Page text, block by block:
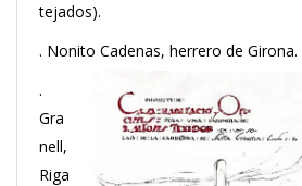
tejados).
. Nonito Cadenas, herrero de Girona.
.
Gra
nell,
Riga